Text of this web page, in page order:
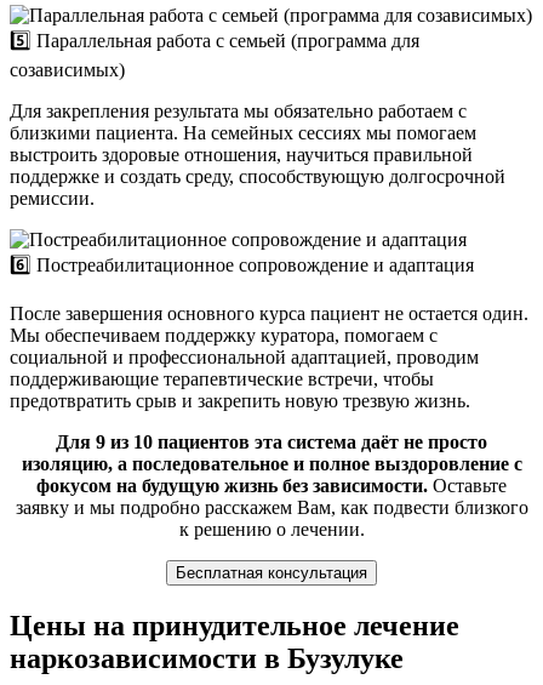
5️⃣ Параллельная работа с семьей (программа для
созависимых)
Для закрепления результата мы обязательно работаем с
близкими пациента. На семейных сессиях мы помогаем
выстроить здоровые отношения, научиться правильной
поддержке и создать среду, способствующую долгосрочной
ремиссии.
6️⃣ Постреабилитационное сопровождение и адаптация
После завершения основного курса пациент не остается один.
Мы обеспечиваем поддержку куратора, помогаем с
социальной и профессиональной адаптацией, проводим
поддерживающие терапевтические встречи, чтобы
предотвратить срыв и закрепить новую трезвую жизнь.
Для 9 из 10 пациентов эта система даёт не просто
изоляцию, а последовательное и полное выздоровление с
фокусом на будущую жизнь без зависимости. Оставьте
заявку и мы подробно расскажем Вам, как подвести близкого
к решению о лечении.
Бесплатная консультация
Цены на принудительное лечение
наркозависимости в Бузулуке